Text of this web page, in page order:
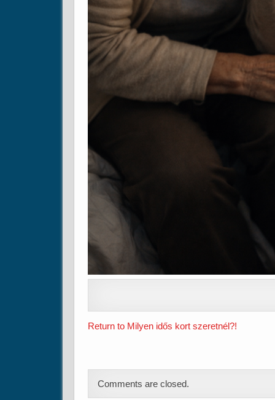
Return to Milyen idős kort szeretnél?!
Comments are closed.